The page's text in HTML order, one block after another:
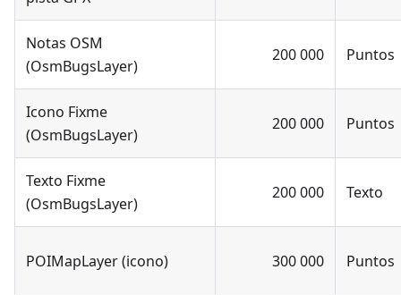
Notas OSM
(OsmBugsLayer)
200 000 Puntos
Icono Fixme
(OsmBugsLayer)
200 000 Puntos
Texto Fixme
(OsmBugsLayer)
200 000 Texto
POIMapLayer (icono) 300 000 Puntos